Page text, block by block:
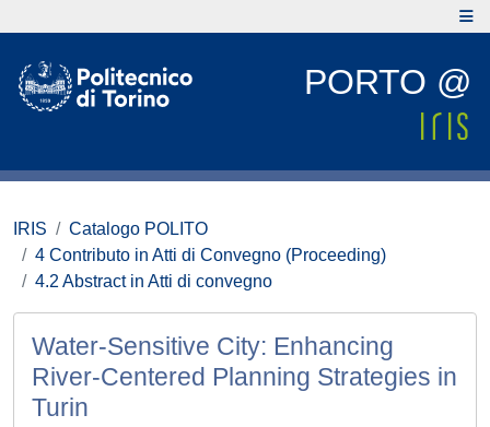
PORTO @
IRIS
Catalogo POLITO
4 Contributo in Atti di Convegno (Proceeding)
4.2 Abstract in Atti di convegno
Water-Sensitive City: Enhancing
River-Centered Planning Strategies in
Turin